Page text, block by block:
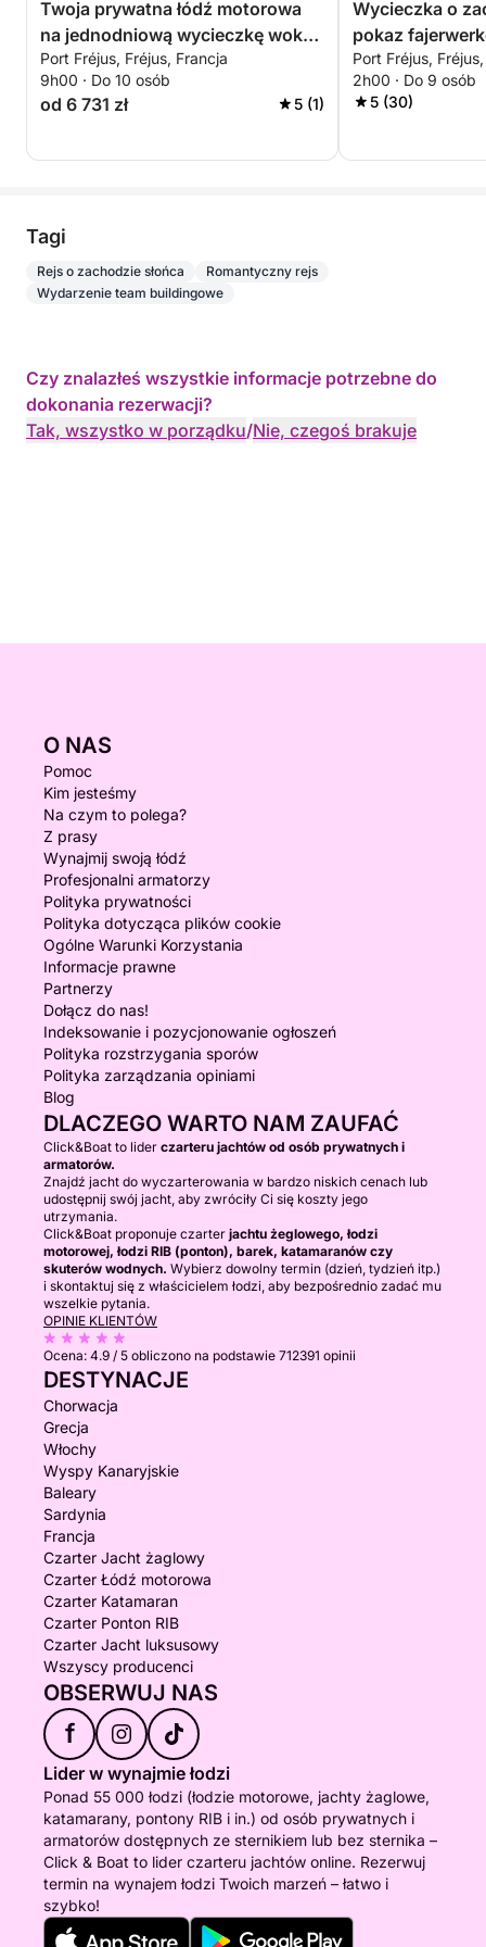
atmosferze, skąpanej w ostatnich promieniach dnia.
✨ Najważniejsze atrakcje
• Przestronny i komfortowy katamaran motorowy
• Snorkeling, paddleboarding i skuter podwodny w
• Zdjęcia pamiątkowe w cenie
w sercu jednego z najpiękniejszych krajobrazów
Lazurowego Wybrzeża.
Twoja prywatna łódź motorowa
na jednodniową wycieczkę wokół
Fréjus
Port Fréjus, Fréjus, Francja
9h00 · Do 10 osób
od 6 731 zł 5 (1)
Wycieczka o
pokaz
Port Fréjus,
2h00 · Do 9 osób
5 (30)
Tagi
Rejs o zachodzie słońca
Romantyczny rejs
Wydarzenie team buildingowe
Czy znalazłeś wszystkie informacje potrzebne do
dokonania rezerwacji?
Tak, wszystko w porządku/Nie, czegoś brakuje
O NAS
Pomoc
Kim jesteśmy
Na czym to polega?
Z prasy
Wynajmij swoją łódź
Profesjonalni armatorzy
Polityka prywatności
Polityka dotycząca plików cookie
Ogólne Warunki Korzystania
Informacje prawne
Partnerzy
Dołącz do nas!
Indeksowanie i pozycjonowanie ogłoszeń
Polityka rozstrzygania sporów
Polityka zarządzania opiniami
Blog
DLACZEGO WARTO NAM ZAUFAĆ
Click&Boat to lider czarteru jachtów od osób prywatnych i
armatorów.
Znajdź jacht do wyczarterowania w bardzo niskich cenach lub
udostępnij swój jacht, aby zwróciły Ci się koszty jego
utrzymania.
Click&Boat proponuje czarter jachtu żeglowego, łodzi
motorowej, łodzi RIB (ponton), barek, katamaranów czy
skuterów wodnych. Wybierz dowolny termin (dzień, tydzień itp.)
i skontaktuj się z właścicielem łodzi, aby bezpośrednio zadać mu
wszelkie pytania.
OPINIE KLIENTÓW
Ocena: 4.9 / 5 obliczono na podstawie 712391 opinii
DESTYNACJE
Chorwacja
Grecja
Włochy
Wyspy Kanaryjskie
Baleary
Sardynia
Francja
Czarter Jacht żaglowy
Czarter Łódź motorowa
Czarter Katamaran
Czarter Ponton RIB
Czarter Jacht luksusowy
Wszyscy producenci
OBSERWUJ NAS
f
Lider w wynajmie łodzi
Ponad 55 000 łodzi (łodzie motorowe, jachty żaglowe,
katamarany, pontony RIB i in.) od osób prywatnych i
armatorów dostępnych ze sternikiem lub bez sternika –
Click & Boat to lider czarteru jachtów online. Rezerwuj
termin na wynajem łodzi Twoich marzeń – łatwo i
szybko!